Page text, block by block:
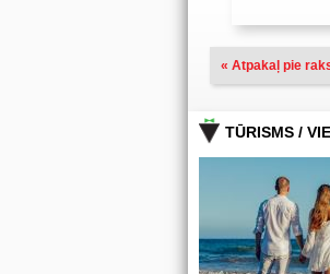
« Atpakaļ pie
TŪRISMS /